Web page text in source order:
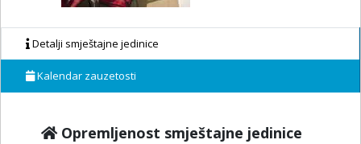
Detalji smještajne jedinice
Kalendar zauzetosti
Opremljenost smještajne jedinice